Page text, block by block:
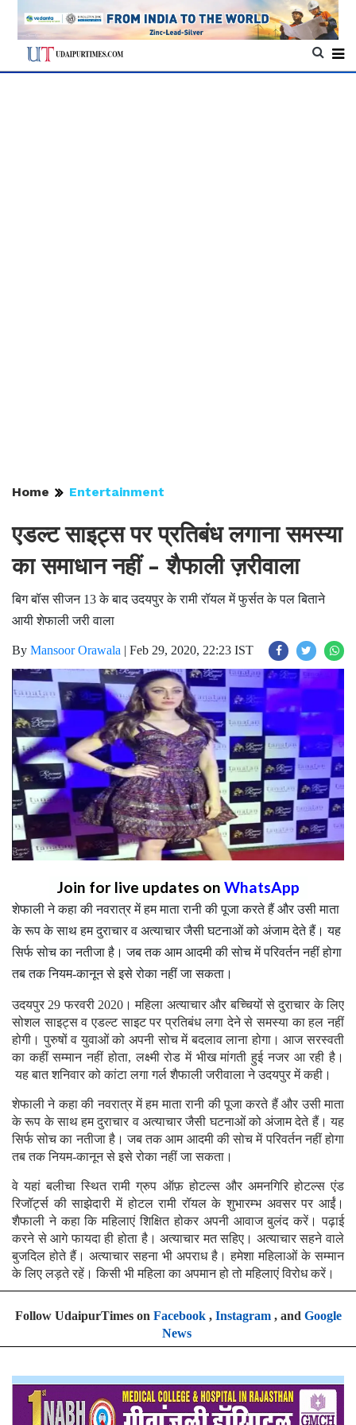
Home Entertainment
एडल्ट साइट्स पर प्रतिबंध लगाना समस्या
का समाधान नहीं - शैफाली ज़रीवाला
बिग बॉस सीजन 13 के बाद उदयपुर के रामी रॉयल में फुर्सत के पल बिताने
आयी शेफाली जरी वाला
By Mansoor Orawala | Feb 29, 2020, 22:23 IST
Join for live updates on WhatsApp
शेफाली ने कहा की नवरात्र में हम माता रानी की पूजा करते हैं और उसी माता
के रूप के साथ हम दुराचार व अत्याचार जैसी घटनाओं को अंजाम देते हैं। यह
सिर्फ सोच का नतीजा है। जब तक आम आदमी की सोच में परिवर्तन नहीं होगा
तब तक नियम-कानून से इसे रोका नहीं जा सकता।
उदयपुर 29 फरवरी 2020। महिला अत्याचार और बच्चियों से दुराचार के लिए
सोशल साइट्स व एडल्ट साइट पर प्रतिबंध लगा देने से समस्या का हल नहीं
होगी। पुरुषों व युवाओं को अपनी सोच में बदलाव लाना होगा। आज सरस्वती
का कहीं सम्मान नहीं होता, लक्ष्मी रोड में भीख मांगती हुई नजर आ रही है।
यह बात शनिवार को कांटा लगा गर्ल शैफाली जरीवाला ने उदयपुर में कही।
शेफाली ने कहा की नवरात्र में हम माता रानी की पूजा करते हैं और उसी माता
के रूप के साथ हम दुराचार व अत्याचार जैसी घटनाओं को अंजाम देते हैं। यह
सिर्फ सोच का नतीजा है। जब तक आम आदमी की सोच में परिवर्तन नहीं होगा
तब तक नियम-कानून से इसे रोका नहीं जा सकता।
वे यहां बलीचा स्थित रामी ग्रुप ऑफ़ होटल्स और अमनगिरि होटल्स एंड
रिजॉर्ट्स की साझेदारी में होटल रामी रॉयल के शुभारम्भ अवसर पर आईं।
शैफाली ने कहा कि महिलाएं शिक्षित होकर अपनी आवाज बुलंद करें। पढ़ाई
करने से आगे फायदा ही होता है। अत्याचार मत सहिए। अत्याचार सहने वाले
बुजदिल होते हैं। अत्याचार सहना भी अपराध है। हमेशा महिलाओं के सम्मान
के लिए लड़ते रहें। किसी भी महिला का अपमान हो तो महिलाएं विरोध करें।
Follow UdaipurTimes on Facebook, Instagram, and Google
News